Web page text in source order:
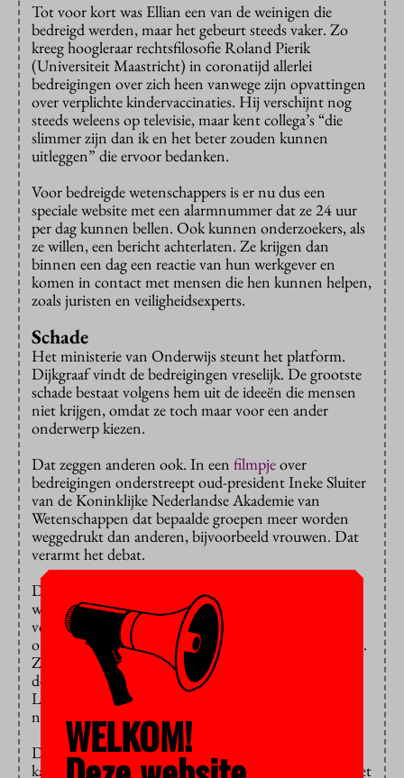
Tot voor kort was Ellian een van de weinigen die
bedreigd werden, maar het gebeurt steeds vaker. Zo
kreeg hoogleraar rechtsfilosofie Roland Pierik
(Universiteit Maastricht) in coronatijd allerlei
bedreigingen over zich heen vanwege zijn opvattingen
over verplichte kindervaccinaties. Hij verschijnt nog
steeds weleens op televisie, maar kent collega’s “die
slimmer zijn dan ik en het beter zouden kunnen
uitleggen” die ervoor bedanken.
Voor bedreigde wetenschappers is er nu dus een
speciale website met een alarmnummer dat ze 24 uur
per dag kunnen bellen. Ook kunnen onderzoekers, als
ze willen, een bericht achterlaten. Ze krijgen dan
binnen een dag een reactie van hun werkgever en
komen in contact met mensen die hen kunnen helpen,
zoals juristen en veiligheidsexperts.
Schade
Het ministerie van Onderwijs steunt het platform.
Dijkgraaf vindt de bedreigingen vreselijk. De grootste
schade bestaat volgens hem uit de ideeën die mensen
niet krijgen, omdat ze toch maar voor een ander
onderwerp kiezen.
Dat zeggen anderen ook. In een filmpjeover
bedreigingen onderstreept oud-president Ineke Sluiter
van de Koninklijke Nederlandse Akademie van
Wetenschappen dat bepaalde groepen meer worden
weggedrukt dan anderen, bijvoorbeeld vrouwen. Dat
verarmt het debat.
De nieuwe website is mede bedoeld om
wetenschappers te laten weten dat ze er niet alleen
voor staan. Dat is heel belangrijk, kan de Leidse
onderzoeker Nadia Bouras uit eigen ervaring vertellen.
Zij
vorig jaar een bedreigende sticker op haar
deur geplakt van een groepering die zich Vizier op
Links noemt. Ze twitterde erover, ze vond het niet
normaal dat die mensen aan haar deur kwamen.
Dijkgraaf woonde destijds buiten Nederland, maar hij
kan zich het voorval nog goed herinneren – en hij weet
WELKOM!